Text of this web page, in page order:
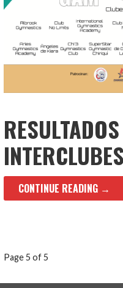
CONTINUE READING →
Page 5 of 5